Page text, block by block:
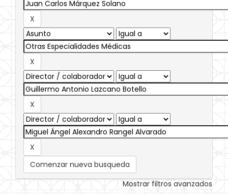
Comenzar nueva busqueda
Mostrar filtros avanzados